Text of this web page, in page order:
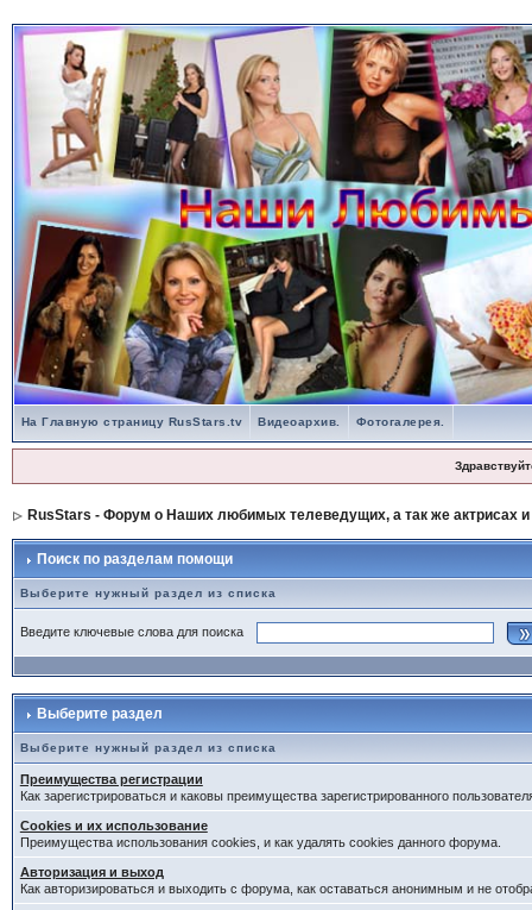
На Главную страницу RusStars.tv Видеоархив. Фотогалерея.
RusStars - Форум о Наших любимых телеведущих, а так же актрисах и
Поиск по разделам помощи
Выберите нужный раздел из списка
Введите ключевые слова для поиска
Выберите раздел
Выберите нужный раздел из списка
Преимущества регистрации
Как зарегистрироваться и каковы преимущества зарегистрированного
Cookies и их использование
Преимущества использования cookies, и как удалять cookies данного форума.
Авторизация и выход
Как авторизироваться и выходить с форума, как оставаться анонимным и не